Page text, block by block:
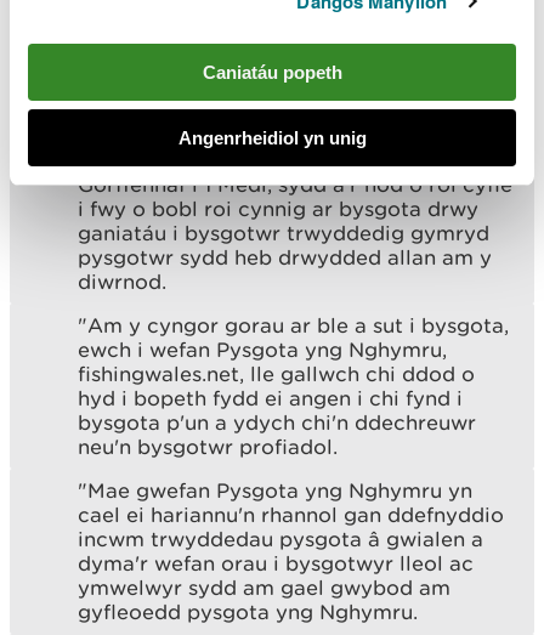
Caniatáu popeth
Angenrheidiol yn unig
cynnal ledled Cymru drwy gydol y
flwyddyn.
"Neu os oes gennych chi ffrind neu
berthynas a hoffai roi cynnig ar bysgota
am y tro cyntaf, beth am fanteisio ar fenter
Gorffennaf i 1 Medi, sydd â’r nod o roi cyfle
i fwy o bobl roi cynnig ar bysgota drwy
ganiatáu i bysgotwr trwyddedig gymryd
pysgotwr sydd heb drwydded allan am y
diwrnod.
"Am y cyngor gorau ar ble a sut i bysgota,
ewch i wefan Pysgota yng Nghymru,
fishingwales.net, lle gallwch chi ddod o
hyd i bopeth fydd ei angen i chi fynd i
bysgota p'un a ydych chi'n ddechreuwr
neu'n bysgotwr profiadol.
"Mae gwefan Pysgota yng Nghymru yn
cael ei hariannu'n rhannol gan ddefnyddio
incwm trwyddedau pysgota â gwialen a
dyma'r wefan orau i bysgotwyr lleol ac
ymwelwyr sydd am gael gwybod am
gyfleoedd pysgota yng Nghymru.